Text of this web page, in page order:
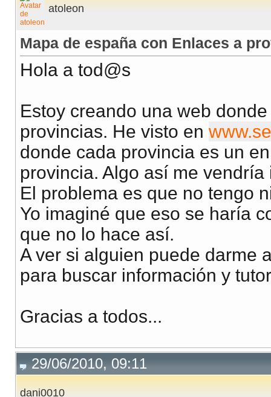
atoleon
Mapa de españa con Enlaces a
Hola a tod@s
Estoy creando una web
provincias. He visto en
donde cada provincia es un
provincia. Algo así me
El problema es que no tengo
Yo imaginé que eso se haría
que no lo hace así.
A ver si alguien puede darme
para buscar información y
Gracias a todos...
29/06/2010, 09:11
dani0010